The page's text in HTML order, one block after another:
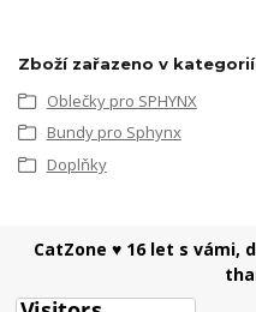
Zboží zařazeno v
Oblečky pro SPHYNX
Bundy pro Sphynx
Doplňky
CatZone ♥ 16 let s vámi,